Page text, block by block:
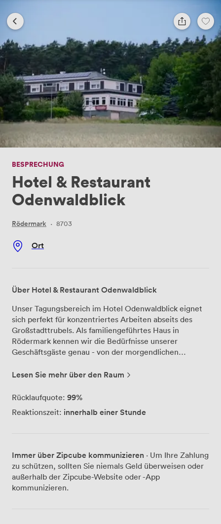
BESPRECHUNG
Hotel & Restaurant
Odenwaldblick
Rödermark · 8703
Ort
Über Hotel & Restaurant Odenwaldblick
Unser Tagungsbereich im Hotel Odenwaldblick eignet
sich perfekt für konzentriertes Arbeiten abseits des
Großstadttrubels. Als familiengeführtes Haus in
Rödermark kennen wir die Bedürfnisse unserer
Geschäftsgäste genau - von der morgendlichen
flexible Tagungsräume bieten wir Ihnen, die jeweils bis
haben wir bewusst modern gehalten: Beamer,
Grundausstattung. Unsere Mitarbeiter unterstützen Sie
Tagungsgästen zur Verfügung. Jedes verfügt über eine
Minibar, einen Wasserkocher und ein eigenes Bad -
praktisch, wenn Teilnehmer über Nacht bleiben.
Morgens stärken sich alle am Frühstücksbuffet, wo wir
Lesen Sie mehr über den Raum
Rücklaufquote: 99%
Reaktionszeit: innerhalb einer Stunde
Immer über Zipcube kommunizieren · Um Ihre Zahlung
zu schützen, sollten Sie niemals Geld überweisen oder
außerhalb der Zipcube-Website oder -App
kommunizieren.